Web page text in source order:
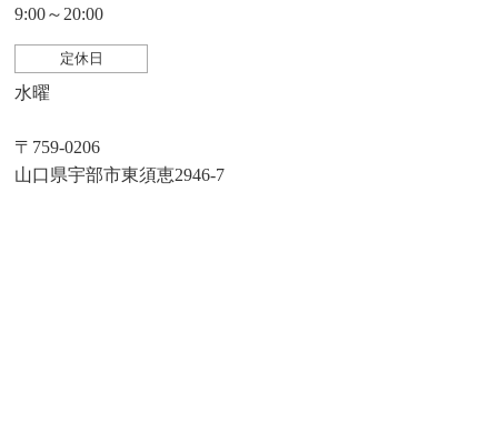
9:00～20:00
定休日
水曜
〒759-0206
山口県宇部市東須恵2946-7